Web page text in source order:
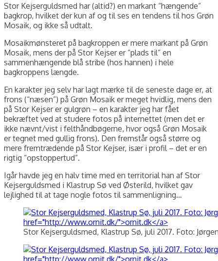
Stor Kejserguldsmed har (altid?) en markant “hængende”
bagkrop, hvilket der kun af og til ses en tendens til hos Grøn
Mosaik, og ikke så udtalt.
Mosaikmønsteret på bagkroppen er mere markant på Grøn
Mosaik, mens der på Stor Kejser er “plads til” en
sammenhængende blå stribe (hos hannen) i hele
bagkroppens længde.
En karakter jeg selv har lagt mærke til de seneste dage er, at
frons (“næsen”) på Grøn Mosaik er meget hvidlig, mens den
på Stor Kejser er gulgrøn – en karakter jeg har fået
bekræftet ved at studere fotos på internettet (men det er
ikke nævnt/vist i felthåndbøgerne, hvor også Grøn Mosaik
er tegnet med gullig frons). Den fremstår også større og
mere fremtrædende på Stor Kejser, især i profil – det er en
rigtig “opstoppertud”.
Igår havde jeg en halv time med en territorial han af Stor
Kejserguldsmed i Klastrup Sø ved Østerild, hvilket gav
lejlighed til at tage nogle fotos til sammenligning…
Stor Kejserguldsmed, Klastrup Sø, juli 2017. Foto: